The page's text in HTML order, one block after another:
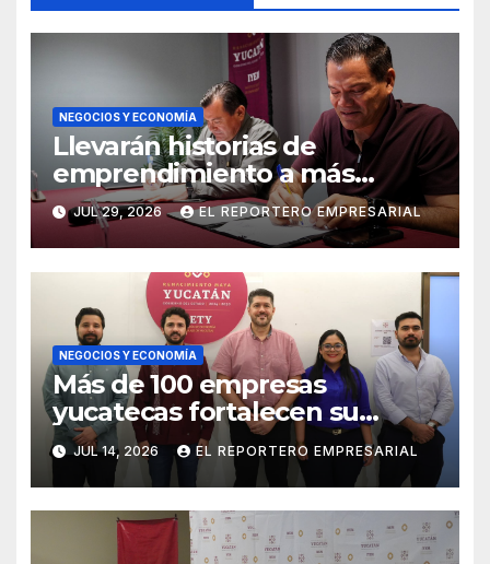
NEGOCIOS Y ECONOMÍA
Llevarán historias de
emprendimiento a más
audiencias
JUL 29, 2026 EL REPORTERO EMPRESARIAL
NEGOCIOS Y ECONOMÍA
Más de 100 empresas
yucatecas fortalecen su
crecimiento con acceso a
financiamiento y soluciones
financieras
JUL 14, 2026 EL REPORTERO EMPRESARIAL